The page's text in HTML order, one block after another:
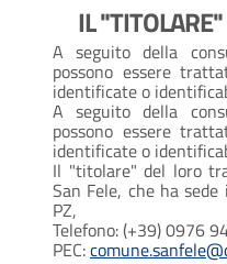
IL
A seguito della
possono essere
identificate o
A seguito della
possono essere
identificate o
Il "titolare" del loro
San Fele, che ha
PZ,
Telefono: (+39) 0976
PEC: